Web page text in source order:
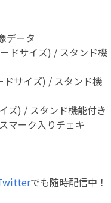
データ
ドサイズ) / スタンド機
サイズ) / スタンド機
ズ) / スタンド機能付き
マーク入りチェキ
でも随時配信中！